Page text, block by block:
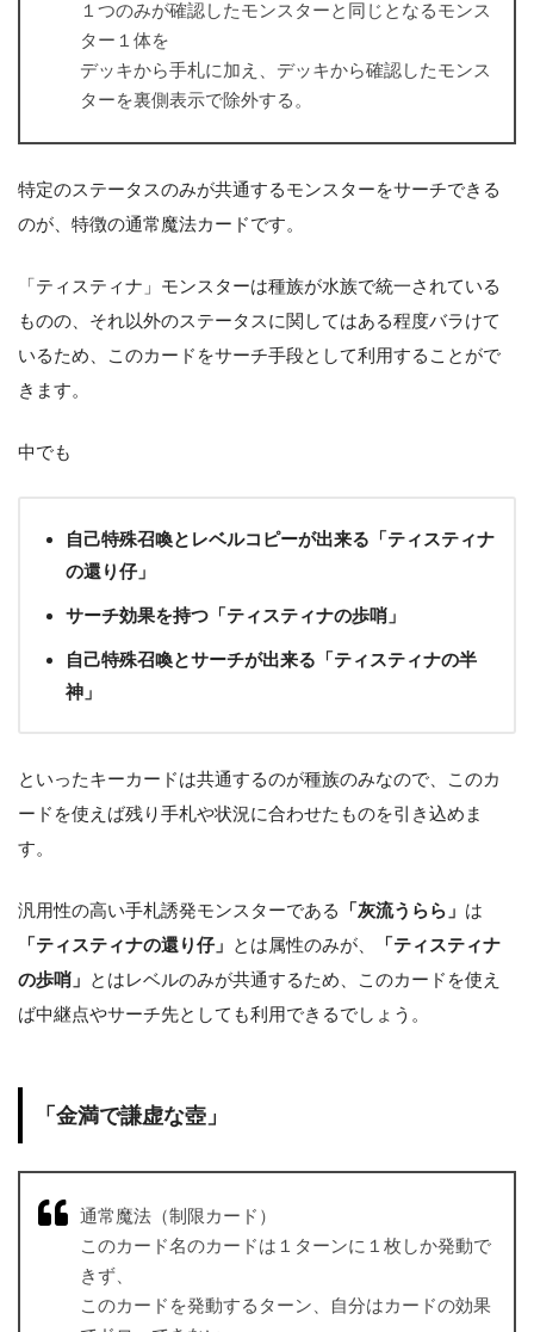
１つのみが確認したモンスターと同じとなるモンス
ター１体を
デッキから手札に加え、デッキから確認したモンス
ターを裏側表示で除外する。
特定のステータスのみが共通するモンスターをサーチできる
のが、特徴の通常魔法カードです。
「ティスティナ」モンスターは種族が水族で統一されている
ものの、それ以外のステータスに関してはある程度バラけて
いるため、このカードをサーチ手段として利用することがで
きます。
中でも
自己特殊召喚とレベルコピーが出来る「ティスティナ
の還り仔」
サーチ効果を持つ「ティスティナの歩哨」
自己特殊召喚とサーチが出来る「ティスティナの半
神」
といったキーカードは共通するのが種族のみなので、このカ
ードを使えば残り手札や状況に合わせたものを引き込めま
す。
汎用性の高い手札誘発モンスターである 「灰流うらら」 は
「ティスティナの還り仔」 とは属性のみが、
「ティスティナ
の歩哨」 とはレベルのみが共通するため、このカードを使え
ば中継点やサーチ先としても利用できるでしょう。
「金満で謙虚な壺」
通常魔法（制限カード）
このカード名のカードは１ターンに１枚しか発動で
きず、
このカードを発動するターン、自分はカードの効果